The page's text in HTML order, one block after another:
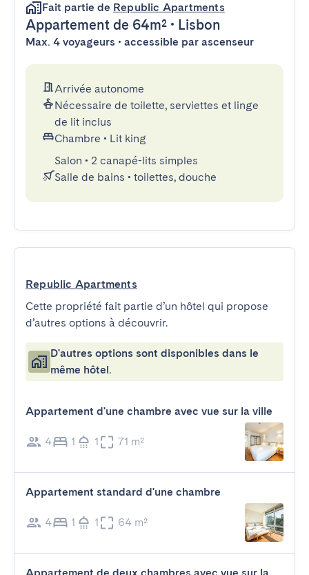
Fait partie de Republic Apartments
Appartement de 64m² • Lisbon
Max. 4 voyageurs • accessible par ascenseur
Arrivée autonome
Nécessaire de toilette, serviettes et linge
de lit inclus
Chambre • Lit king
Salon • 2 canapé-lits simples
Salle de bains • toilettes, douche
Republic Apartments
Cette propriété fait partie d’un hôtel qui propose
d’autres options à découvrir.
D'autres options sont disponibles dans le
même hôtel.
Appartement d'une chambre avec vue sur la ville
4 1 1 71 m²
Appartement standard d'une chambre
4 1 1 64 m²